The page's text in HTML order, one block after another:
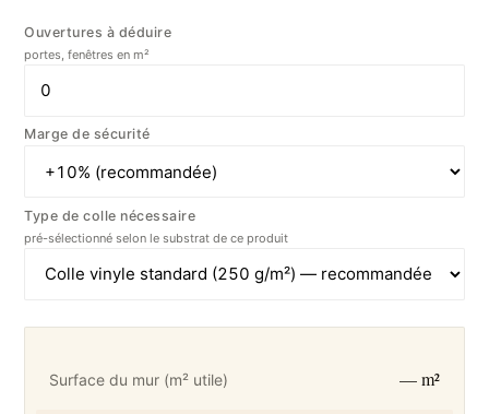
Ouvertures à déduire
portes, fenêtres en m²
Marge de sécurité
Type de colle nécessaire
pré-sélectionné selon le substrat de ce produit
Surface du mur (m² utile) — m²